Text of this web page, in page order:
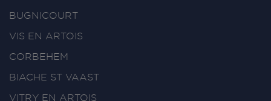
BUGNICOURT
VIS EN ARTOIS
CORBEHEM
BIACHE ST VAAST
VITRY EN ARTOIS